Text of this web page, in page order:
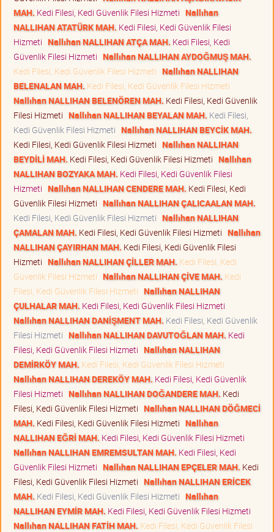
MAH. Kedi Filesi, Kedi Güvenlik Filesi Hizmeti Nallıhan
NALLIHAN ATATÜRK MAH. Kedi Filesi, Kedi Güvenlik Filesi
Hizmeti Nallıhan NALLIHAN ATÇA MAH. Kedi Filesi, Kedi
Güvenlik Filesi Hizmeti Nallıhan NALLIHAN AYDOĞMUŞ MAH.
Kedi Filesi, Kedi Güvenlik Filesi Hizmeti Nallıhan NALLIHAN
BELENALAN MAH. Kedi Filesi, Kedi Güvenlik Filesi Hizmeti
Nallıhan NALLIHAN BELENÖREN MAH. Kedi Filesi, Kedi Güvenlik
Filesi Hizmeti Nallıhan NALLIHAN BEYALAN MAH. Kedi Filesi,
Kedi Güvenlik Filesi Hizmeti Nallıhan NALLIHAN BEYCİK MAH.
Kedi Filesi, Kedi Güvenlik Filesi Hizmeti Nallıhan NALLIHAN
BEYDİLİ MAH. Kedi Filesi, Kedi Güvenlik Filesi Hizmeti Nallıhan
NALLIHAN BOZYAKA MAH. Kedi Filesi, Kedi Güvenlik Filesi
Hizmeti Nallıhan NALLIHAN CENDERE MAH. Kedi Filesi, Kedi
Güvenlik Filesi Hizmeti Nallıhan NALLIHAN ÇALICAALAN MAH.
Kedi Filesi, Kedi Güvenlik Filesi Hizmeti Nallıhan NALLIHAN
ÇAMALAN MAH. Kedi Filesi, Kedi Güvenlik Filesi Hizmeti Nallıhan
NALLIHAN ÇAYIRHAN MAH. Kedi Filesi, Kedi Güvenlik Filesi
Hizmeti Nallıhan NALLIHAN ÇİLLER MAH. Kedi Filesi, Kedi
Güvenlik Filesi Hizmeti Nallıhan NALLIHAN ÇİVE MAH. Kedi
Filesi, Kedi Güvenlik Filesi Hizmeti Nallıhan NALLIHAN
ÇULHALAR MAH. Kedi Filesi, Kedi Güvenlik Filesi Hizmeti
Nallıhan NALLIHAN DANİŞMENT MAH. Kedi Filesi, Kedi Güvenlik
Filesi Hizmeti Nallıhan NALLIHAN DAVUTOĞLAN MAH. Kedi
Filesi, Kedi Güvenlik Filesi Hizmeti Nallıhan NALLIHAN
DEMİRKÖY MAH. Kedi Filesi, Kedi Güvenlik Filesi Hizmeti
Nallıhan NALLIHAN DEREKÖY MAH. Kedi Filesi, Kedi Güvenlik
Filesi Hizmeti Nallıhan NALLIHAN DOĞANDERE MAH. Kedi
Filesi, Kedi Güvenlik Filesi Hizmeti Nallıhan NALLIHAN DÖĞMECİ
MAH. Kedi Filesi, Kedi Güvenlik Filesi Hizmeti Nallıhan
NALLIHAN EĞRİ MAH. Kedi Filesi, Kedi Güvenlik Filesi Hizmeti
Nallıhan NALLIHAN EMREMSULTAN MAH. Kedi Filesi, Kedi
Güvenlik Filesi Hizmeti Nallıhan NALLIHAN EPÇELER MAH. Kedi
Filesi, Kedi Güvenlik Filesi Hizmeti Nallıhan NALLIHAN ERİCEK
MAH. Kedi Filesi, Kedi Güvenlik Filesi Hizmeti Nallıhan
NALLIHAN EYMİR MAH. Kedi Filesi, Kedi Güvenlik Filesi Hizmeti
Nallıhan NALLIHAN FATİH MAH. Kedi Filesi, Kedi Güvenlik Filesi